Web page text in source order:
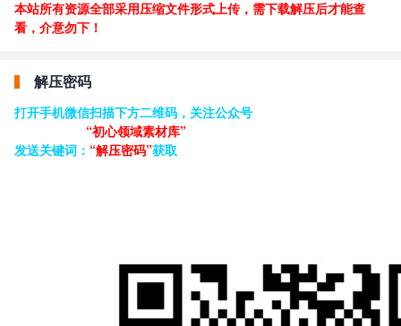
本站所有资源全部采用压缩文件形式上传，需下载解压后才能查
看，介意勿下！
解压密码
打开手机微信扫描下方二维码，关注公众号
“初心领域素材库”
发送关键词： “解压密码”获取